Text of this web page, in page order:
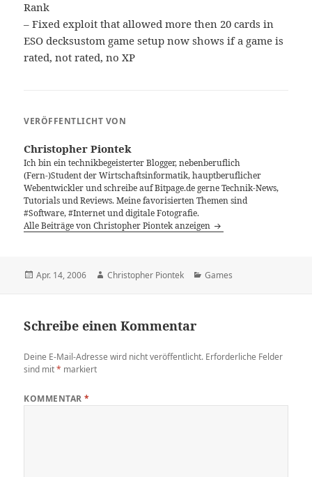
Rank
– Fixed exploit that allowed more then 20 cards in
ESO decksustom game setup now shows if a game is
rated, not rated, no XP
VERÖFFENTLICHT VON
Christopher Piontek
Ich bin ein technikbegeisterter Blogger, nebenberuflich
(Fern-)Student der Wirtschaftsinformatik, hauptberuflicher
Webentwickler und schreibe auf Bitpage.de gerne Technik-News,
Tutorials und Reviews. Meine favorisierten Themen sind
#Software, #Internet und digitale Fotografie.
Alle Beiträge von Christopher Piontek anzeigen
Veröffentlicht
Apr. 14, 2006 Autor
Christopher Piontek Kategorien
Games
Schreibe einen Kommentar
Deine E-Mail-Adresse wird nicht veröffentlicht. Erforderliche Felder
sind mit* markiert
KOMMENTAR*